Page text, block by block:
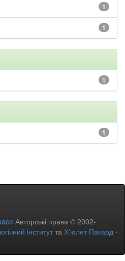
1
1
1
1
Авторські права © 2002-
інститутта Х’юлет Пакард -